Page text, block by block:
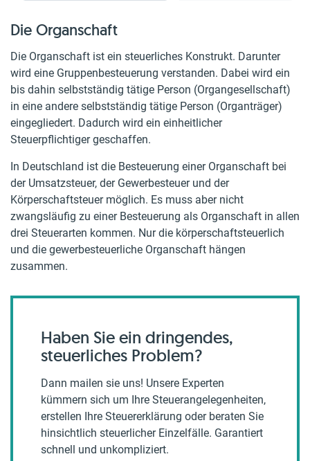
Die Organschaft
Die Organschaft ist ein steuerliches Konstrukt. Darunter
wird eine Gruppenbesteuerung verstanden. Dabei wird ein
bis dahin selbstständig tätige Person (Organgesellschaft)
in eine andere selbstständig tätige Person (Organträger)
eingegliedert. Dadurch wird ein einheitlicher
Steuerpflichtiger geschaffen.
In Deutschland ist die Besteuerung einer Organschaft bei
der Umsatzsteuer, der Gewerbesteuer und der
Körperschaftsteuer möglich. Es muss aber nicht
zwangsläufig zu einer Besteuerung als Organschaft in allen
drei Steuerarten kommen. Nur die körperschaftsteuerlich
und die gewerbesteuerliche Organschaft hängen
zusammen.
Haben Sie ein dringendes,
steuerliches Problem?
Dann mailen sie uns! Unsere Experten
kümmern sich um Ihre Steuerangelegenheiten,
erstellen Ihre Steuererklärung oder beraten Sie
hinsichtlich steuerlicher Einzelfälle. Garantiert
schnell und unkompliziert.